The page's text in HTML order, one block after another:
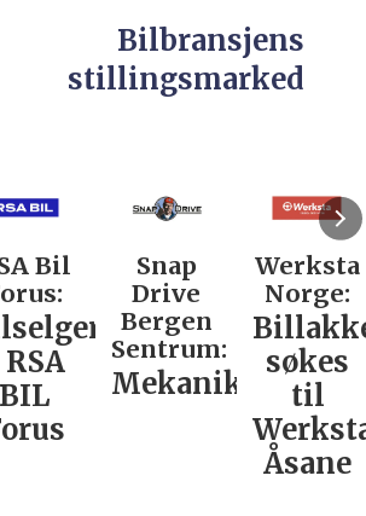
Bilbransjens
stillingsmarked
Bil
BIL
Snap
Drive
Bergen
Sentrum:
Mekaniker
Werksta
Norge:
søkes
til
Åsane